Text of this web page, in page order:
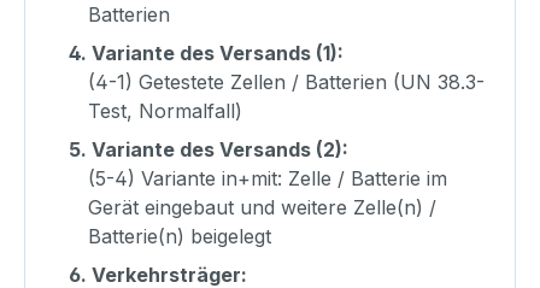
Batterien
4. Variante des Versands (1):
(4-1) Getestete Zellen / Batterien (UN 38.3-
Test, Normalfall)
5. Variante des Versands (2):
(5-4) Variante in+mit: Zelle / Batterie im
Gerät eingebaut und weitere Zelle(n) /
Batterie(n) beigelegt
6. Verkehrsträger: